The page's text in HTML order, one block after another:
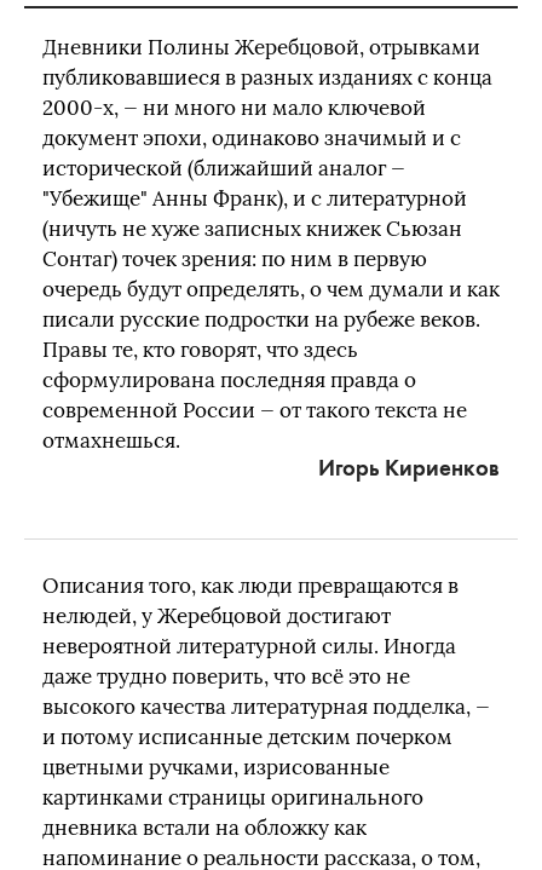
Дневники Полины Жеребцовой, отрывками
публиковавшиеся в разных изданиях с конца
2000-х, — ни много ни мало ключевой
документ эпохи, одинаково значимый и с
исторической (ближайший аналог —
"Убежище" Анны Франк), и с литературной
(ничуть не хуже записных книжек Сьюзан
Сонтаг) точек зрения: по ним в первую
очередь будут определять, о чем думали и как
писали русские подростки на рубеже веков.
Правы те, кто говорят, что здесь
сформулирована последняя правда о
современной России — от такого текста не
отмахнешься.
Игорь Кириенков
Описания того, как люди превращаются в
нелюдей, у Жеребцовой достигают
невероятной литературной силы. Иногда
даже трудно поверить, что всё это не
высокого качества литературная подделка, —
и потому исписанные детским почерком
цветными ручками, изрисованные
картинками страницы оригинального
дневника встали на обложку как
напоминание о реальности рассказа, о том,